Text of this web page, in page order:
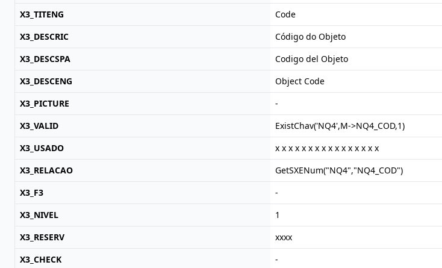
X3_TITENG
Code
X3_DESCRIC
Código do Objeto
X3_DESCSPA
Codigo del Objeto
X3_DESCENG
Object Code
X3_PICTURE
-
X3_VALID
ExistChav('NQ4',M->NQ4_COD,1)
X3_USADO
x x x x x x x x x x x x x x x x
X3_RELACAO
GetSXENum("NQ4","NQ4_COD")
X3_F3
-
X3_NIVEL
1
X3_RESERV
xxxx
X3_CHECK
-